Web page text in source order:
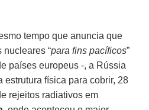
tempo que anuncia que
nucleares “para fins pacíficos”
países europeus -, a Rússia
estrutura física para cobrir, 28
rejeitos radiativos em